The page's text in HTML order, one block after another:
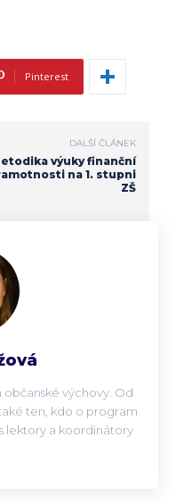
Pinterest
DALŠÍ ČLÁNEK
výuky finanční
na 1. stupni
ZŠ
výchovy. Od
ten, kdo o program
lektory a koordinátory